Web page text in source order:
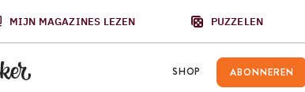
MIJN MAGAZINES LEZEN PUZZELEN
SHOP ABONNEREN